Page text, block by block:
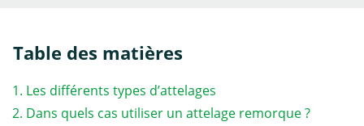
Table des matières
Les différents types d’attelages
Dans quels cas utiliser un attelage remorque ?